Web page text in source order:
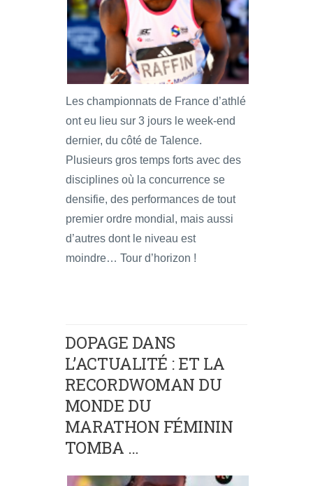
Les championnats de France d’athlé
ont eu lieu sur 3 jours le week-end
dernier, du côté de Talence.
Plusieurs gros temps forts avec des
disciplines où la concurrence se
densifie, des performances de tout
premier ordre mondial, mais aussi
d’autres dont le niveau est
moindre… Tour d’horizon !
DOPAGE DANS
L’ACTUALITÉ : ET LA
RECORDWOMAN DU
MONDE DU
MARATHON FÉMININ
TOMBA …